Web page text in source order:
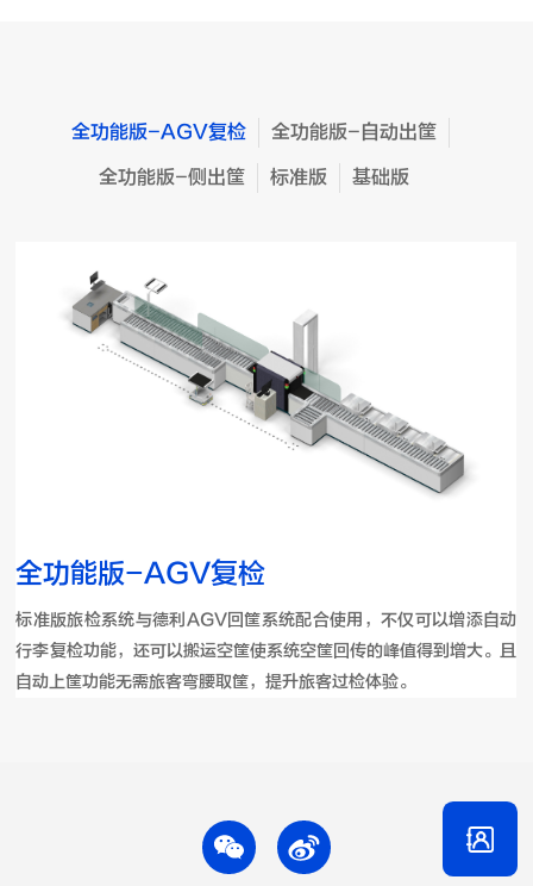
全功能版-AGV复检 全功能版-自动出筐
全功能版-侧出筐 标准版 基础版
全功能版-AGV复检
标准版旅检系统与德利AGV回筐系统配合使用，不仅可以增添自动
行李复检功能，还可以搬运空筐使系统空筐回传的峰值得到增大。且
自动上筐功能无需旅客弯腰取筐，提升旅客过检体验。